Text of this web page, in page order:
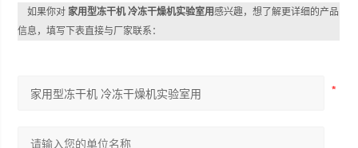
如果你对家用型冻干机 冷冻干燥机实验室用感兴趣，想了解更详细的产品
信息，填写下表直接与厂家联系：